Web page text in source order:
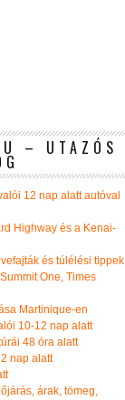
– UTAZÓS
12 nap alatt autóval
Highway és a Kenai-
és túlélési tippek
One, Times
Martinique-en
10-12 nap alatt
48 óra alatt
nap alatt
árak, tömeg,